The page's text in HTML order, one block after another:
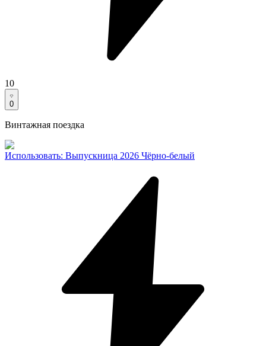
10
0
Винтажная поездка
Использовать: Выпускница 2026 Чёрно-белый